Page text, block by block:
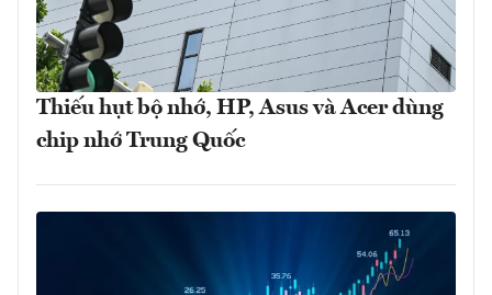
Thiếu hụt bộ nhớ, HP, Asus và Acer dùng
chip nhớ Trung Quốc